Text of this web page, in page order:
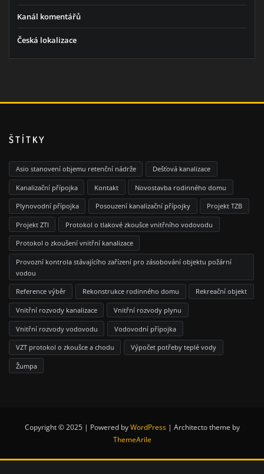
Kanál komentářů
Česká lokalizace
ŠTÍTKY
Asio stanovení objemu retenční nádrže Dešťová kanalizace
Kanalizační přípojka Kontakt Novostavba rodinného domu
Plynovodní přípojka Posouzení kanalizační přípojky Projekt TZB
Projekt ZTI Protokol o tlakové zkoušce vnitřního vodovodu
Protokol o zkoušení vnitřní kanalizace
Provozní kontrola stávajícího zařízení pro zásobování objektu požární
vodou
Reference výběr Rekonstrukce rodinného domu Rekreační objekt
Vnitřní rozvody kanalizace Vnitřní rozvody plynu
Vnitřní rozvody vodovodu Vodovodní přípojka
VZT protokol o zkoušce a chodu Výpočet potřeby teplé vody
Žumpa
Copyright © 2025 | Powered byWordPress | Architecto theme by
ThemeArile